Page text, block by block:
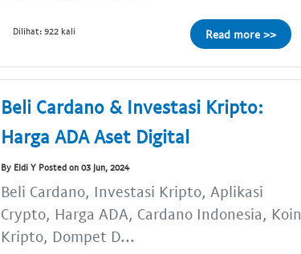
Dilihat: 922 kali Read more >>
Beli Cardano & Investasi Kripto:
Harga ADA Aset Digital
By Eldi Y Posted on 03 Jun, 2024
Beli Cardano, Investasi Kripto, Aplikasi
Crypto, Harga ADA, Cardano Indonesia, Koin
Kripto, Dompet D...